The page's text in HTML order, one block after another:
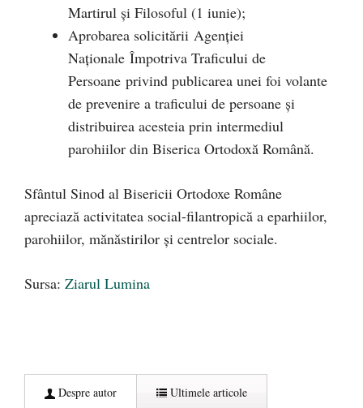
Martirul și Filosoful (1 iunie);
Aprobarea solicitării Agenției
Naționale Împotriva Traficului de
Persoane privind publicarea unei foi volante
de prevenire a traficului de persoane și
distribuirea acesteia prin intermediul
parohiilor din Biserica Ortodoxă Română.
Sfântul Sinod al Bisericii Ortodoxe Române
apreciază activitatea social-filantropică a eparhiilor,
parohiilor, mănăstirilor și centrelor sociale.
Sursa: Ziarul Lumina
Despre autor Ultimele articole